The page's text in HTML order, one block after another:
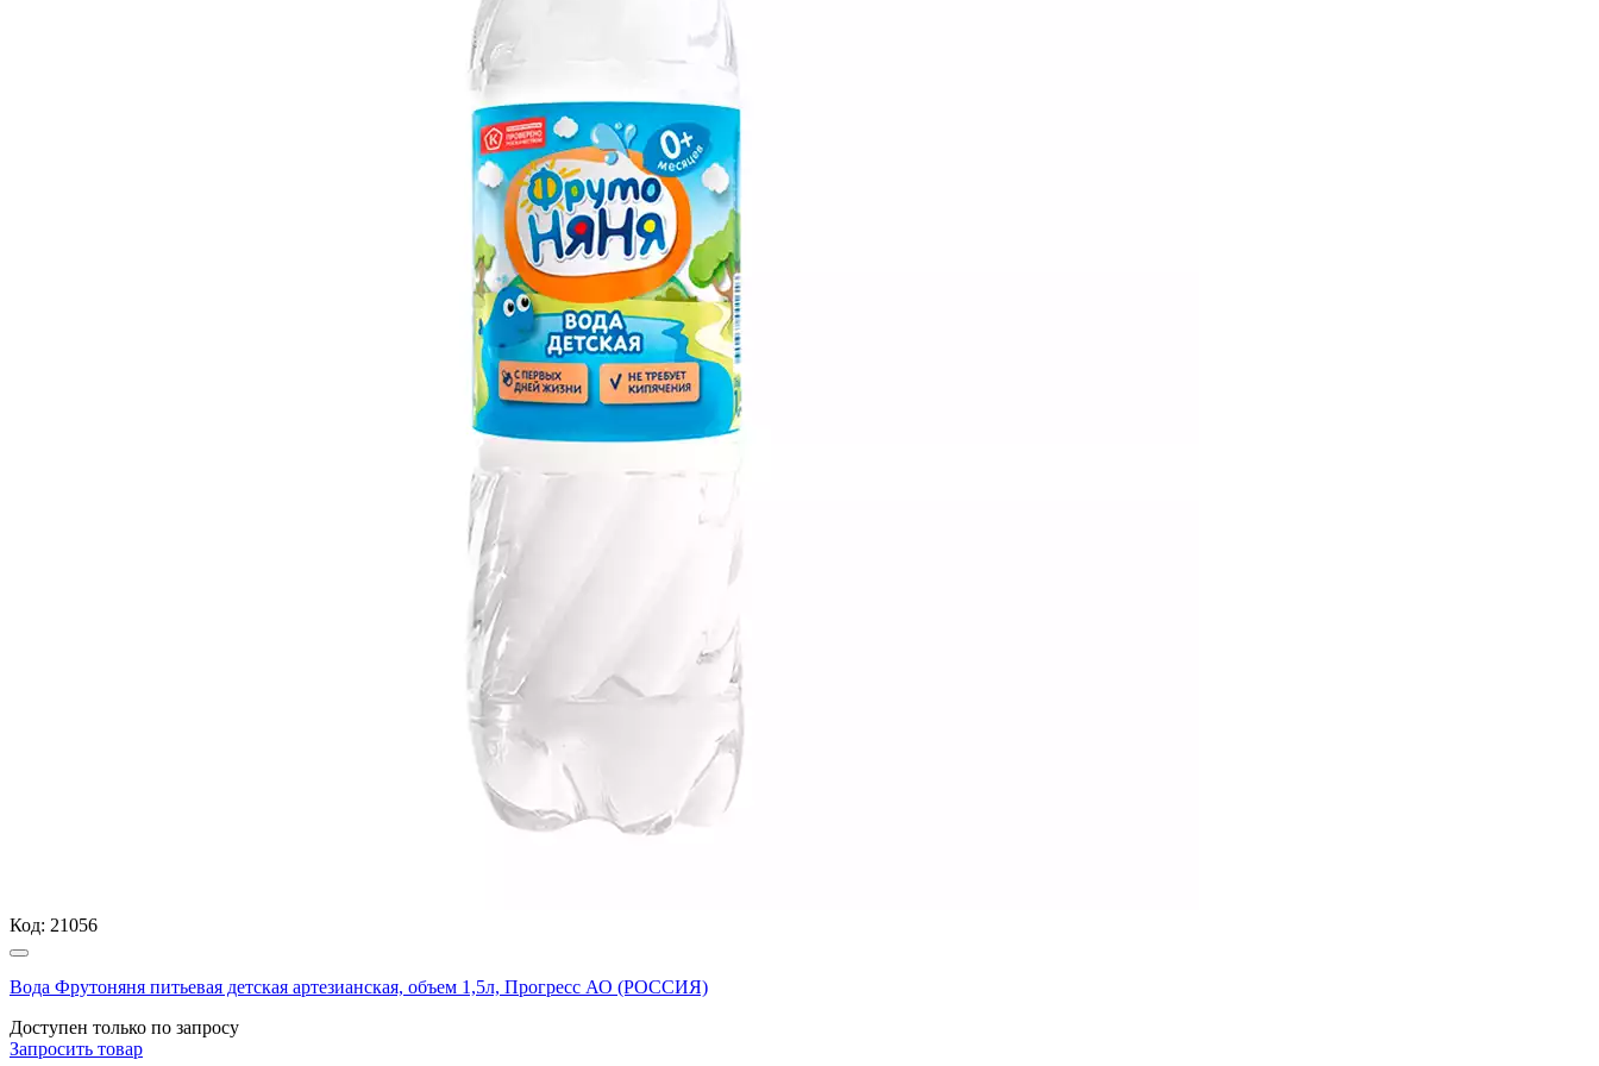
Код: 21056
Вода Фрутоняня питьевая детская артезианская, объем 1,5л, Прогресс АО (РОССИЯ)
Доступен только по запросу
Запросить товар